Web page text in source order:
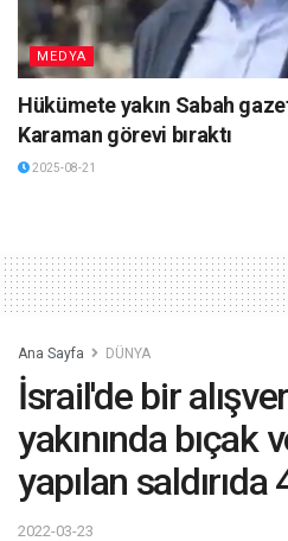
MEDYA
Hükümete yakın Sabah
Karaman görevi bıraktı
2025-08-21
Ana Sayfa DÜNYA
İsrail'de bir
yakınında bıçak
yapılan
2022-03-23